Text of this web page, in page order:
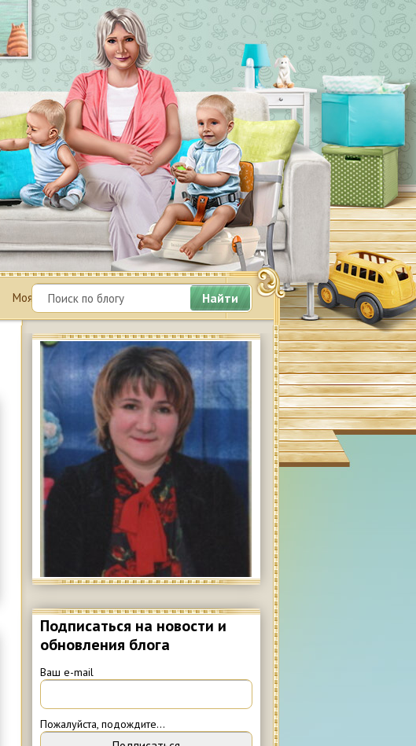
Моя профессиональная деятельностьНайти
Подписаться на новости и
обновления блога
Ваш e-mail
Пожалуйста, подождите...